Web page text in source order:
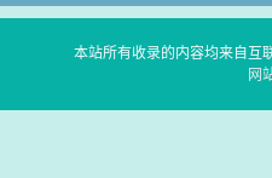
本站所有收录的内容均来自互
网